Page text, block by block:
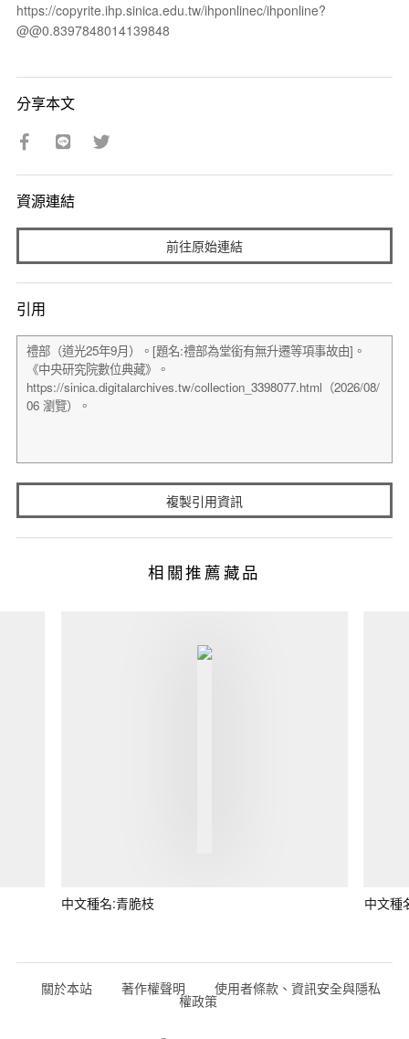
https://copyrite.ihp.sinica.edu.tw/ihponlinec/ihponline?
@@0.8397848014139848
分享本文
資源連結
前往原始連結
引用
複製引用資訊
相關推薦藏品
中文種名:青脆枝 中文種
關於本站 著作權聲明 使用者條款、資訊安全與隱私
權政策